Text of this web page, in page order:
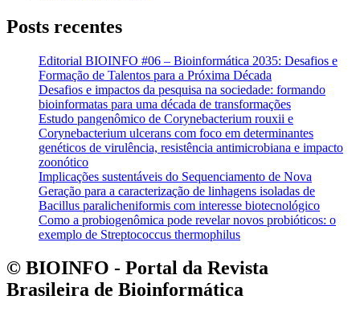
Posts recentes
Editorial BIOINFO #06 – Bioinformática 2035: Desafios e
Formação de Talentos para a Próxima Década
Desafios e impactos da pesquisa na sociedade: formando
bioinformatas para uma década de transformações
Estudo pangenômico de Corynebacterium rouxii e
Corynebacterium ulcerans com foco em determinantes
genéticos de virulência, resistência antimicrobiana e impacto
zoonótico
Implicações sustentáveis do Sequenciamento de Nova
Geração para a caracterização de linhagens isoladas de
Bacillus paralicheniformis com interesse biotecnológico
Como a probiogenômica pode revelar novos probióticos: o
exemplo de Streptococcus thermophilus
© BIOINFO - Portal da Revista
Brasileira de Bioinformática